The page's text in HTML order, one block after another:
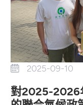
2025-09-10
對2025-2026